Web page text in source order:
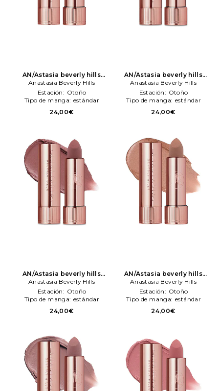
AN/Astasia beverly hills
barra labios saten lipstick
en color marrón Anastasia
Beverly Hills
Anastasia Beverly Hills
Estación: Otoño
Tipo de manga: estándar
24,00€
AN/Astasia beverly hills
barra labios saten lipstick
en color Nude Anastasia
Beverly Hills
Anastasia Beverly Hills
Estación: Otoño
Tipo de manga: estándar
24,00€
AN/Astasia beverly hills
barra labios saten lipstick
en color rosado Anastasia
Beverly Hills
Anastasia Beverly Hills
Estación: Otoño
Tipo de manga: estándar
24,00€
AN/Astasia beverly hills
barra labios saten lipstick
en color Nude Anastasia
Beverly Hills
Anastasia Beverly Hills
Estación: Otoño
Tipo de manga: estándar
24,00€